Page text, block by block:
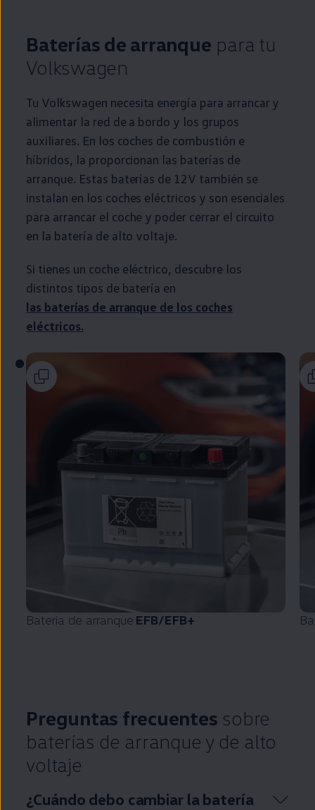
Baterías de arranque para tu
Volkswagen
Tu Volkswagen necesita energía para arrancar y
alimentar la red de a bordo y los grupos
auxiliares. En los coches de combustión e
híbridos, la proporcionan las baterías de
arranque. Estas baterías de 12V también se
instalan en los coches eléctricos y son esenciales
para arrancar el coche y poder cerrar el circuito
en la batería de alto voltaje.
Si tienes un coche eléctrico, descubre los
distintos tipos de batería en
las baterías de arranque de los coches
eléctricos.
Batería de arranque EFB/EFB+
Preguntas frecuentes sobre
baterías de arranque y de alto
voltaje
¿Cuándo debo cambiar la batería